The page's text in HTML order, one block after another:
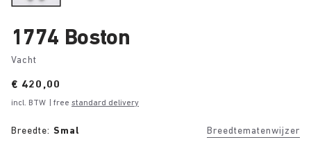
1774 Boston
Vacht
Price:
€ 420,00
incl. BTW | free standard delivery
Breedte: Smal Breedtematenwijzer